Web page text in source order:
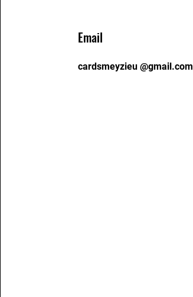
Email
cardsmeyzieu @gmail.com